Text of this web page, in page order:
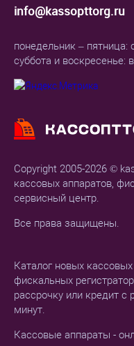
Copyright 2005-2026 ©
кассовых аппаратов,
сервисный центр.
Все права защищены.
Каталог новых
фискальных
рассрочку или кредит с
минут.
Кассовые аппараты -
info@kassopttorg.ru
понедельник – пятница:
суббота и воскресенье: